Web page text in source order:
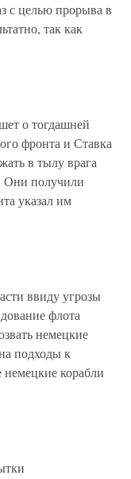
с целью прорыва в
так как
о тогдашней
фронта и Ставка
в тылу врага
Они получили
указал им
ввиду угрозы
флота
немецкие
подходы к
корабли